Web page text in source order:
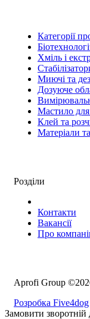
Категорії
Хміль і
Миючі та
Дозуюче
Мастило для
Клей та
Матеріали
Розділи
Контакти
Вакансії
Про
Aprofi Group
Розробка Five4dog
Замовити зворотній